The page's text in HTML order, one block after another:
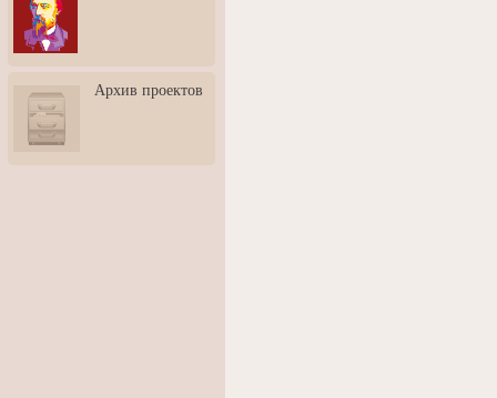
3: Обусловленности
человека и их влияние на
карьеру
скульптором Дмитрием
Тугариновым
АртБульвар в День города
Архив проектов